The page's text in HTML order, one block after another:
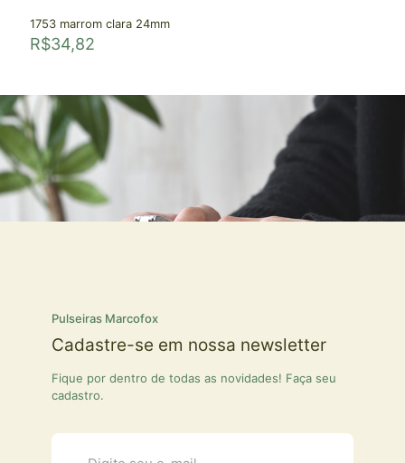
1753 marrom clara 24mm
R$34,82
Pulseiras Marcofox
Cadastre-se em nossa newsletter
Fique por dentro de todas as novidades! Faça seu
cadastro.